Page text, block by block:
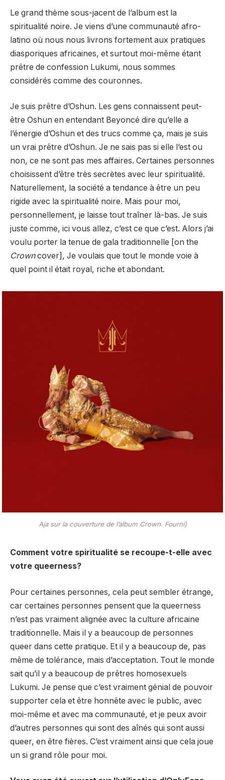
Le grand thème sous-jacent de l’album est la
spiritualité noire. Je viens d’une communauté afro-
latino où nous nous livrons fortement aux pratiques
diasporiques africaines, et surtout moi-même étant
prêtre de confession Lukumi, nous sommes
considérés comme des couronnes.
Je suis prêtre d’Oshun. Les gens connaissent peut-
être Oshun en entendant Beyoncé dire qu’elle a
l’énergie d’Oshun et des trucs comme ça, mais je suis
un vrai prêtre d’Oshun. Je ne sais pas si elle l’est ou
non, ce ne sont pas mes affaires. Certaines personnes
choisissent d’être très secrètes avec leur spiritualité.
Naturellement, la société a tendance à être un peu
rigide avec la spiritualité noire. Mais pour moi,
personnellement, je laisse tout traîner là-bas. Je suis
juste comme, ici vous allez, c’est ce que c’est. Alors j’ai
voulu porter la tenue de gala traditionnelle [on the
Crowncover], Je voulais que tout le monde voie à
quel point il était royal, riche et abondant.
Aja sur la couverture de l’album Crown. Fourni)
Comment votre spiritualité se recoupe-t-elle avec
votre queerness?
Pour certaines personnes, cela peut sembler étrange,
car certaines personnes pensent que la queerness
n’est pas vraiment alignée avec la culture africaine
traditionnelle. Mais il y a beaucoup de personnes
queer dans cette pratique. Et il y a beaucoup de, pas
même de tolérance, mais d’acceptation. Tout le monde
sait qu’il y a beaucoup de prêtres homosexuels
Lukumi. Je pense que c’est vraiment génial de pouvoir
supporter cela et être honnête avec le public, avec
moi-même et avec ma communauté, et je peux avoir
d’autres personnes qui sont des aînés qui sont aussi
queer, en être fières. C’est vraiment ainsi que cela joue
un si grand rôle pour moi.